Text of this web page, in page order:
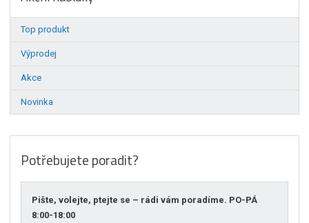
Top produkt
Výprodej
Akce
Novinka
Potřebujete poradit?
Pište, volejte, ptejte se – rádi vám poradíme. PO-PÁ
8:00-18:00